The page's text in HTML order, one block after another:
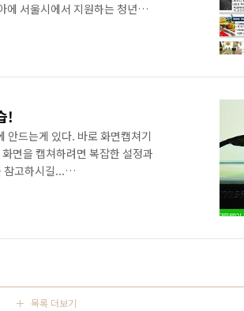
서울시에서 지원하는 청년창업
전국은 지금 앱만들기 열풍이 불
있는 것을 보니 그 열풍이 실감
!
안드는게 있다. 바로 화면캡쳐기
면을 캡쳐하려면 복잡한 설정과
참고하시길...
, 안드로이드폰에 대해 소개를
리케이션이 없을까? 안드로이드
목록 더보기